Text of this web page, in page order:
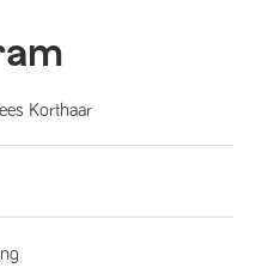
Korthaar